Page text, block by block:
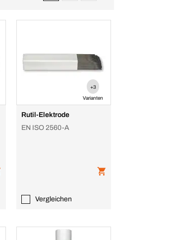
+3
Varianten
Rutil-Elektrode
EN ISO 2560-A
Vergleichen